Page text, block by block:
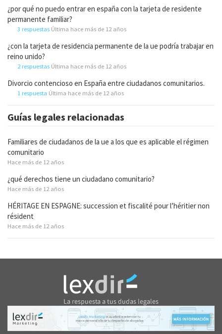
¿por qué no puedo entrar en españa con la tarjeta de residente
permanente familiar?
3 respuestas Última hace más de 12 años
¿con la tarjeta de residencia permanente de la ue podría trabajar en
reino unido?
2 respuestas Última hace más de 12 años
Divorcio contencioso en España entre ciudadanos comunitarios.
1 respuesta Última hace más de 12 años
Guías legales relacionadas
Familiares de ciudadanos de la ue a los que es aplicable el régimen
comunitario
Hace más de 12 años
¿qué derechos tiene un ciudadano comunitario?
Hace más de 12 años
HÉRITAGE EN ESPAGNE: succession et fiscalité pour l’héritier non
résident
Hace más de 12 años